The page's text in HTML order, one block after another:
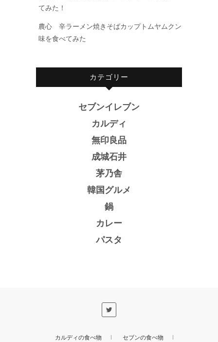
てみた！
農心 辛ラーメン焼きそばカップトムヤムクン
味を食べてみた
カテゴリー
セブンイレブン
カルディ
無印良品
成城石井
茅乃舎
韓国グルメ
鍋
カレー
パスタ
カルディの食べ物 セブンの食べ物